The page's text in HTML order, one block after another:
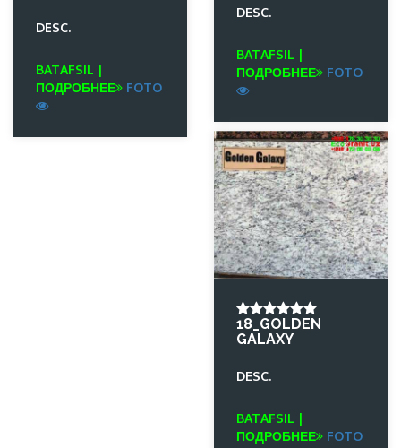
DESC.
BATAFSIL |
ПОДРОБНЕЕ
FOTO
DESC.
BATAFSIL |
ПОДРОБНЕЕ
FOTO
18_GOLDEN
GALAXY
DESC.
BATAFSIL |
ПОДРОБНЕЕ
FOTO